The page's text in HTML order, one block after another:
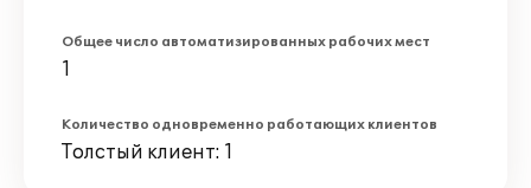
Общее число автоматизированных рабочих мест
1
Количество одновременно работающих клиентов
Толстый клиент: 1